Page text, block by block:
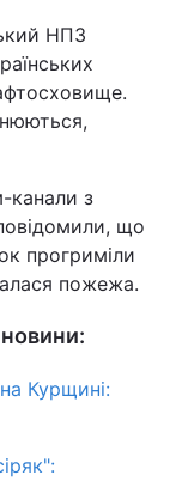
НПЗ
канали з
що
прогриміли
пожежа.
Курщині: